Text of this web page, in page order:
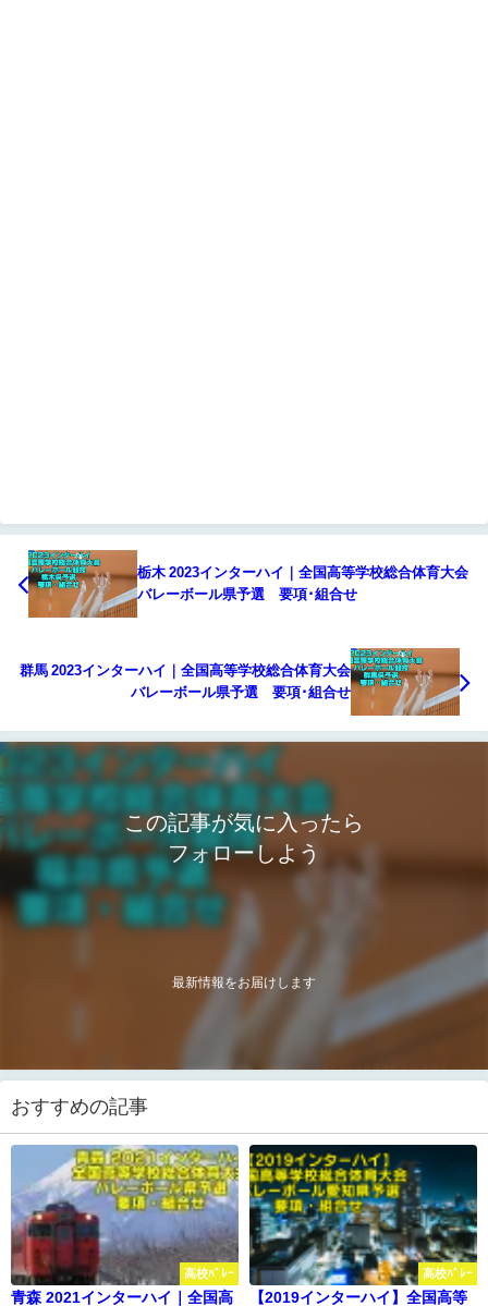
栃木 2023インターハイ｜全国高等学校総合体育大会
バレーボール県予選 要項･組合せ
群馬 2023インターハイ｜全国高等学校総合体育大会
バレーボール県予選 要項･組合せ
この記事が気に入ったら
フォローしよう
最新情報をお届けします
おすすめの記事
高校ﾊﾞﾚｰ
青森 2021インターハイ｜全国高
高校ﾊﾞﾚｰ
【2019インターハイ】全国高等